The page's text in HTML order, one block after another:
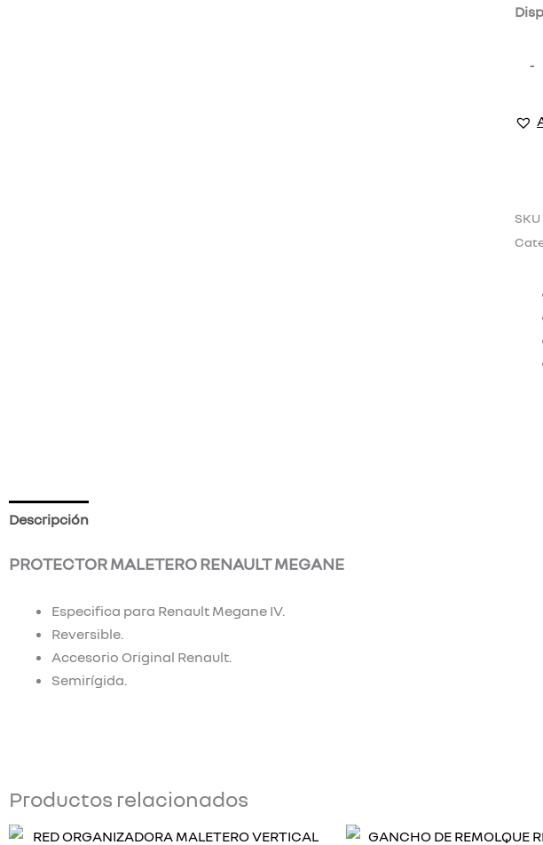
-
SKU
Descripción
PROTECTOR MALETERO RENAULT MEGANE
Especifica para Renault Megane IV.
Reversible.
Accesorio Original Renault.
Semirígida.
Productos relacionados